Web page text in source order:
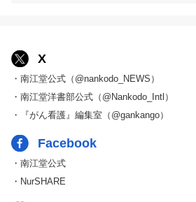
X
・南江堂公式（@nankodo_NEWS）
・南江堂洋書部公式（@Nankodo_Intl）
・『がん看護』編集室（@gankango）
Facebook
・南江堂公式
・NurSHARE